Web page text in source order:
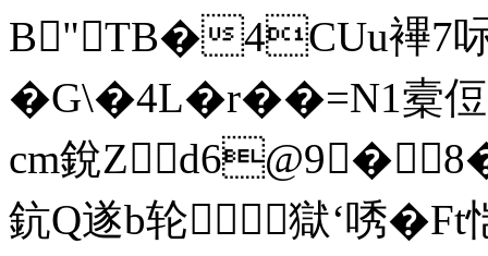
B"TB�4CUu襅7
�G\�4L�r��=N1
cm銳Zd6@9�
鈧Q遂b轮獄‘唀